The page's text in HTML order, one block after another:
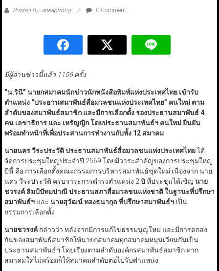
Posted By: aneaphong 0 Comment
มีผู้อ่านข่าวนี้แล้ว 1106 ครั้ง
​“น.รินี” นายกสมาคมนักข่าวนักหนังสือพิมพ์แห่งประเทศไทย เข้ารับ
ตำแหน่ง “ประธานสมาพันธ์สื่อมวลชนแห่งประเทศไทย” คนใหม่ ตาม
ลำดับของสมาพันธ์สมาชิก และมีการเลือกตั้ง รองประธานสมาพันธ์ 4
คน เลขาธิการ และ เหรัญญิก โดยประธานสมาพันธ์ฯ คนใหม่ ยืนยัน
พร้อมทำหน้าที่เพื่อประสานการทำงานกับทั้ง 12สมาคม
นายนคร วีระประวัติ ประธานสมาพันธ์สื่อมวลชนแห่งประเทศไทยได้
จัดการประชุมใหญ่ประจำปี 2569 โดยมีวาระสำคัญของการประชุมใหญ่
ปีนี้ คือ การเลือกตั้งคณะกรรมการบริหารสมาพันธ์ชุดใหม่ เนื่องจาก นาย
นคร วีระประวัติ ครบวาระการดำรงตำแหน่ง 2 ปี ที่ประชุมได้เชิญ นาย
ชวรงค์ ลิมป์ปัทมปาณี ประธานสภาสื่อมวลชนแห่งชาติในฐานะที่ปรึกษา
สมาพันธ์ฯและ นายสุวัฒน์ ทองธนากุล ที่ปรึกษาสมาพันธ์ฯเป็น
กรรมการเลือกตั้ง
นายชวรงค์กล่าวว่า หลังจากมีการแก้ไขธรรมนูญใหม่ และมีการตกลง
กันของสมาพันธ์สมาชิกให้นายกสมาคมทุกสมาคมหมุนเวียนกันเป็น
ประธานสมาพันธ์ฯ โดยเรียงตามลำดับองค์กรสมาพันธ์สมาชิก หาก
สมาคมใดไม่พร้อมก็ให้สมาคมลำดับต่อไปรับตำแหน่ง